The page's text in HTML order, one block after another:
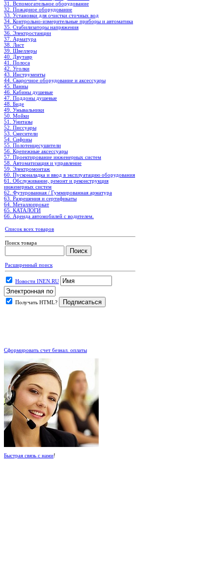
31. Вспомогательное оборудование
32. Пожарное оборудование
33. Установки для очистки сточных вод
34. Контрольно-измерительные приборы и автоматика
35. Стабилизаторы напряжения
36. Электростанции
37. Арматура
38. Лист
39. Швеллеры
40. Двутавр
41. Полоса
42. Уголки
43. Инструменты
44. Сварочное оборудование и аксессуары
45. Ванны
46. Кабины душевые
47. Поддоны душевые
48. Биде
49. Умывальники
50. Мойки
51. Унитазы
52. Писсуары
53. Смесители
54. Сифоны
55. Полотенцесушители
56. Крепежные аксессуары
57. Проектирование инженерных систем
58. Автоматизация и управление
59. Электромонтаж
60. Пусконаладка и ввод в эксплуатацию оборудования
61. Обслуживание, ремонт и реконструкция
инженерных систем
62. Футерованная / Гуммированная арматура
63. Разрешения и сертификаты
64. Металлопрокат
65. КАТАЛОГИ
66. Аренда автомобилей с водителем.
Список всех товаров
Поиск товара
Расширенный поиск
Новости INEN.RU
Получать HTML?
Сформировать счет безнал. оплаты
Быстрая связь с нами!